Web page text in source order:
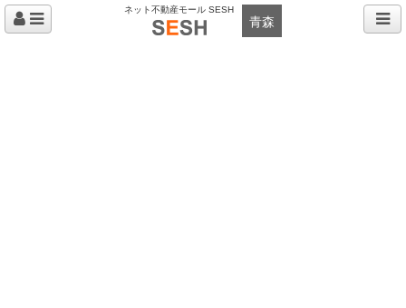
ネット不動産モール SESH
青森